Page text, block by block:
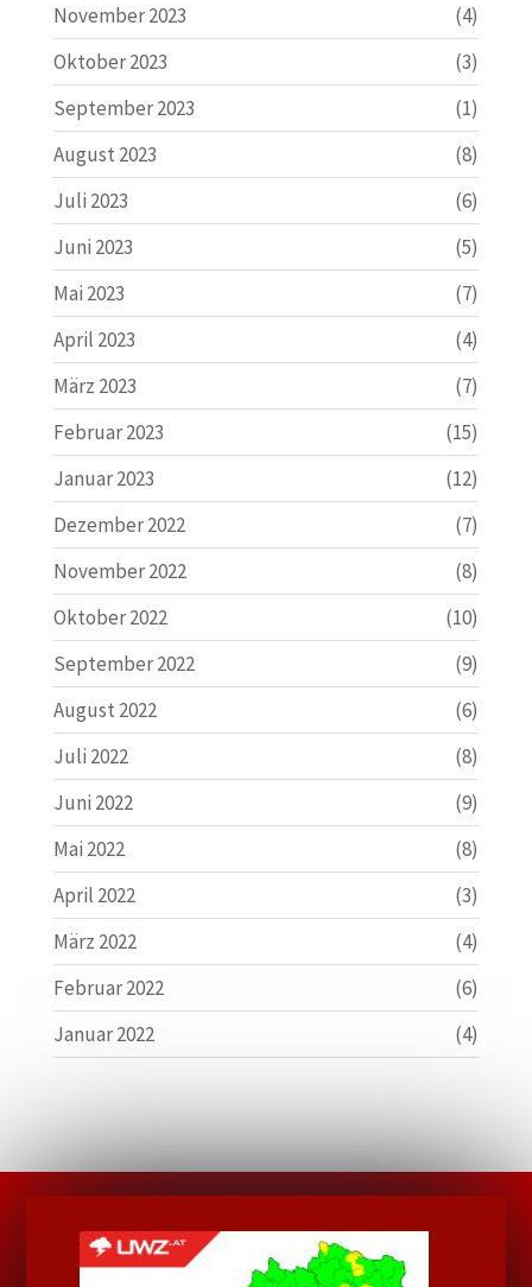
November 2023
(4)
Oktober 2023
(3)
September 2023
(1)
August 2023
(8)
Juli 2023
(6)
Juni 2023
(5)
Mai 2023
(7)
April 2023
(4)
März 2023
(7)
Februar 2023
(15)
Januar 2023
(12)
Dezember 2022
(7)
November 2022
(8)
Oktober 2022
(10)
September 2022
(9)
August 2022
(6)
Juli 2022
(8)
Juni 2022
(9)
Mai 2022
(8)
April 2022
(3)
März 2022
(4)
Februar 2022
(6)
Januar 2022
(4)